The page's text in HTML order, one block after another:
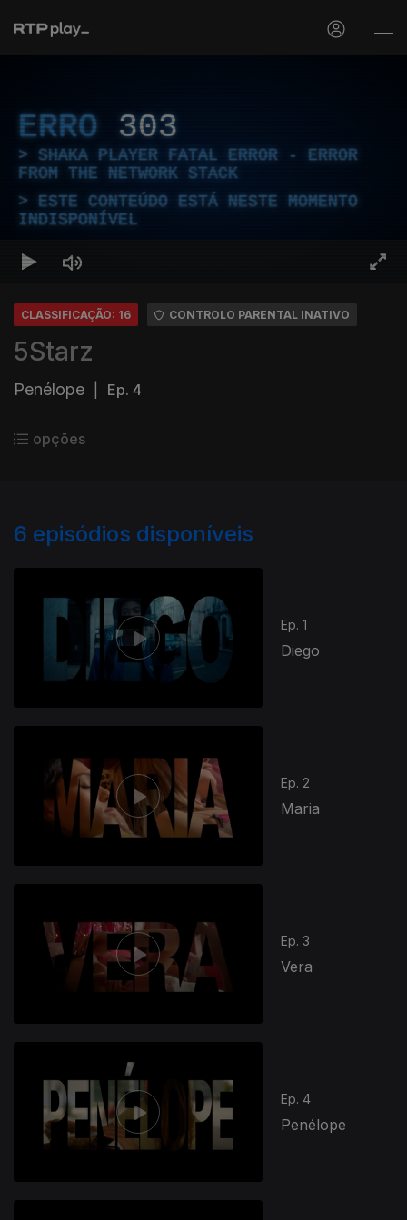
ERRO 303
SHAKA PLAYER FATAL ERROR - ERROR
FROM THE NETWORK STACK
ESTE CONTEÚDO ESTÁ NESTE MOMENTO
INDISPONÍVEL
CLASSIFICAÇÃO: 16 CONTROLO PARENTAL INATIVO
5Starz
Penélope Ep. 4
opções
6 episódios disponíveis
Ep. 1
Diego
Ep. 2
Maria
Ep. 3
Vera
Ep. 4
Penélope